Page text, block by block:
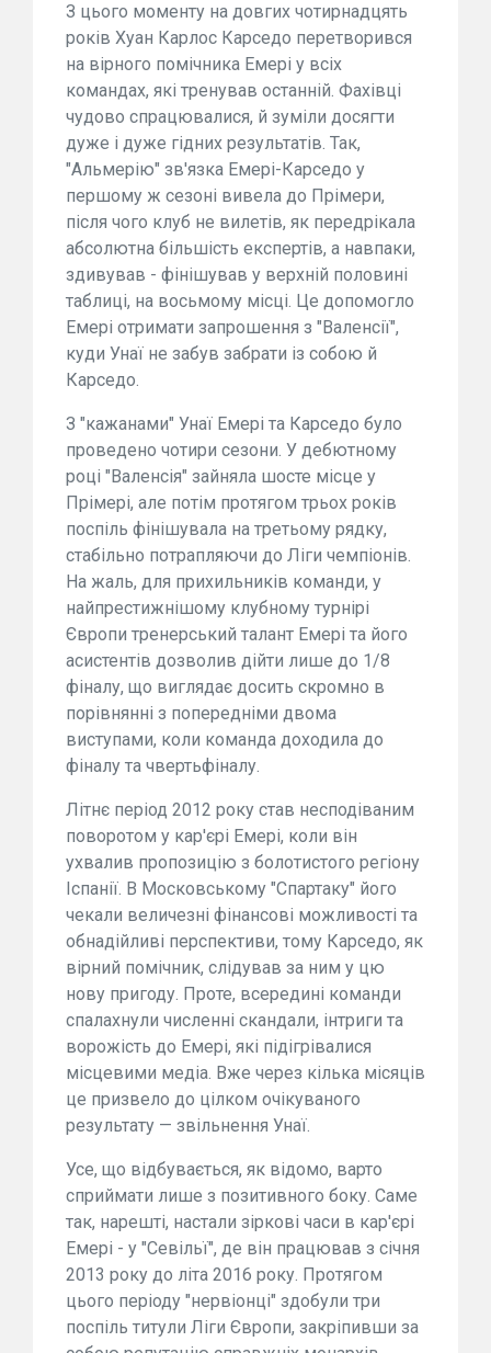
З цього моменту на довгих чотирнадцять
років Хуан Карлос Карседо перетворився
на вірного помічника Емері у всіх
командах, які тренував останній. Фахівці
чудово спрацювалися, й зуміли досягти
дуже і дуже гідних результатів. Так,
"Альмерію" зв'язка Емері-Карседо у
першому ж сезоні вивела до Прімери,
після чого клуб не вилетів, як передрікала
абсолютна більшість експертів, а навпаки,
здивував - фінішував у верхній половині
таблиці, на восьмому місці. Це допомогло
Емері отримати запрошення з "Валенсії",
куди Унаї не забув забрати із собою й
Карседо.
З "кажанами" Унаї Емері та Карседо було
проведено чотири сезони. У дебютному
році "Валенсія" зайняла шосте місце у
Прімері, але потім протягом трьох років
поспіль фінішувала на третьому рядку,
стабільно потрапляючи до Ліги чемпіонів.
На жаль, для прихильників команди, у
найпрестижнішому клубному турнірі
Європи тренерський талант Емері та його
асистентів дозволив дійти лише до 1/8
фіналу, що виглядає досить скромно в
порівнянні з попередніми двома
виступами, коли команда доходила до
фіналу та чвертьфіналу.
Літнє період 2012 року став несподіваним
поворотом у кар'єрі Емері, коли він
ухвалив пропозицію з болотистого регіону
Іспанії. В Московському "Спартаку" його
чекали величезні фінансові можливості та
обнадійливі перспективи, тому Карседо, як
вірний помічник, слідував за ним у цю
нову пригоду. Проте, всередині команди
спалахнули численні скандали, інтриги та
ворожість до Емері, які підігрівалися
місцевими медіа. Вже через кілька місяців
це призвело до цілком очікуваного
результату — звільнення Унаї.
Усе, що відбувається, як відомо, варто
сприймати лише з позитивного боку. Саме
так, нарешті, настали зіркові часи в кар'єрі
Емері - у "Севільї", де він працював з січня
2013 року до літа 2016 року. Протягом
цього періоду "нервіонці" здобули три
поспіль титули Ліги Європи, закріпивши за